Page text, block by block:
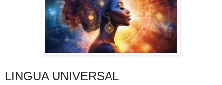
LINGUA UNIVERSAL